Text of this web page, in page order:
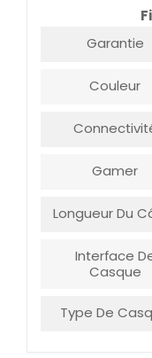
Garantie
Couleur
Gamer
Longueur Du
Interface
Casque
Type De